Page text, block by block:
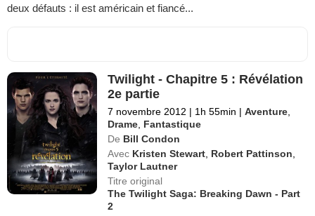
deux défauts : il est américain et fiancé...
Twilight - Chapitre 5 : Révélation
2e partie
7 novembre 2012 | 1h 55min | Aventure
Drame Fantastique
De Bill Condon
Avec Kristen Stewart Robert Pattinson
Taylor Lautner
Titre original
The Twilight Saga: Breaking Dawn - Part
2